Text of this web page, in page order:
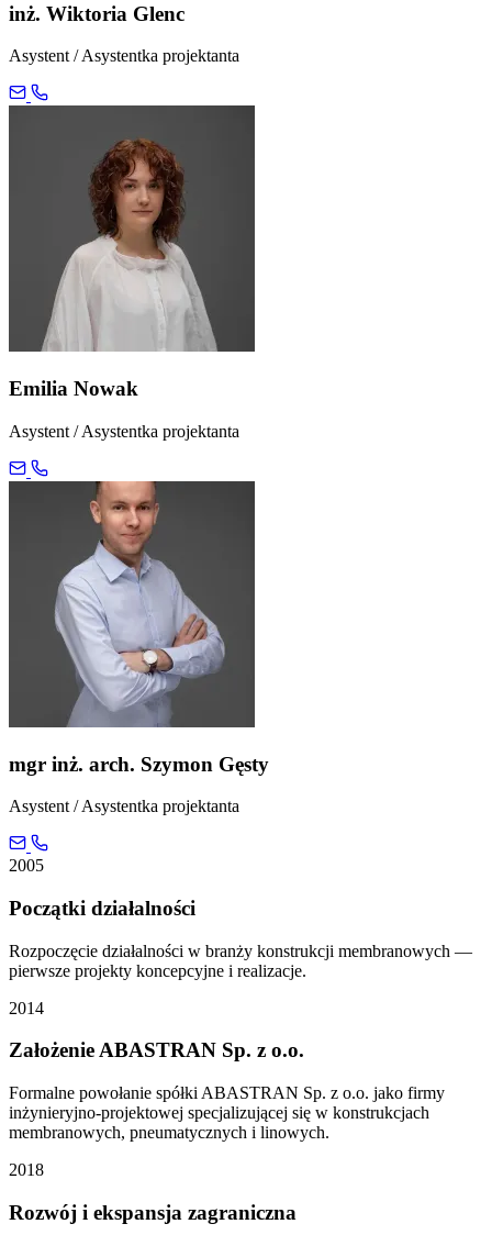
inż. Wiktoria Glenc
Asystent / Asystentka projektanta
Emilia Nowak
Asystent / Asystentka projektanta
mgr inż. arch. Szymon Gęsty
Asystent / Asystentka projektanta
2005
Początki działalności
Rozpoczęcie działalności w branży konstrukcji membranowych —
pierwsze projekty koncepcyjne i realizacje.
2014
Założenie ABASTRAN Sp. z o.o.
Formalne powołanie spółki ABASTRAN Sp. z o.o. jako firmy
inżynieryjno-projektowej specjalizującej się w konstrukcjach
membranowych, pneumatycznych i linowych.
2018
Rozwój i ekspansja zagraniczna